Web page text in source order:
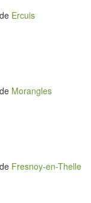
Ercuis
Morangles
Fresnoy-en-Thelle